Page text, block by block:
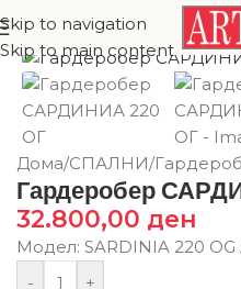
Skip to navigation
Skip to main content
Дома/СПАЛНИ/
Гардеробер
32.800,00 ден
Модел: SARDINIA 220 OG
-
+